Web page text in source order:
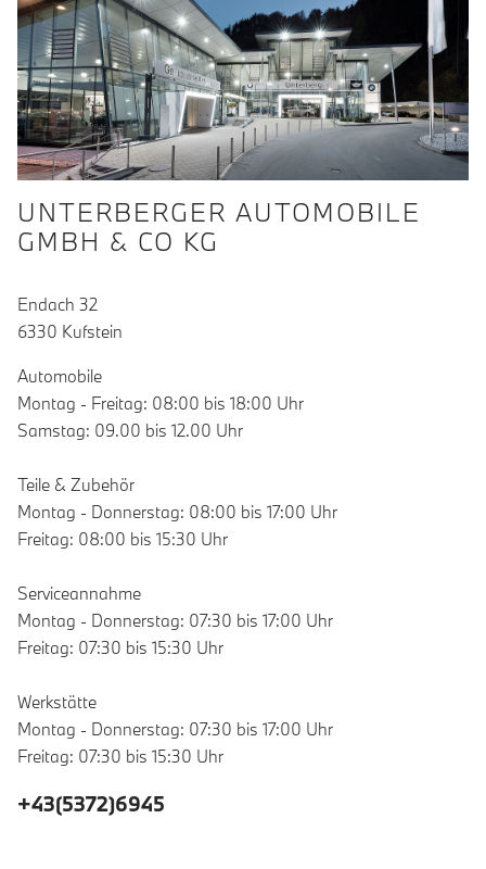
UNTERBERGER AUTOMOBILE
GMBH & CO KG
Endach 32
6330 Kufstein
Automobile
Montag - Freitag: 08:00 bis 18:00 Uhr
Samstag: 09.00 bis 12.00 Uhr
Teile & Zubehör
Montag - Donnerstag: 08:00 bis 17:00 Uhr
Freitag: 08:00 bis 15:30 Uhr
Serviceannahme
Montag - Donnerstag: 07:30 bis 17:00 Uhr
Freitag: 07:30 bis 15:30 Uhr
Werkstätte
Montag - Donnerstag: 07:30 bis 17:00 Uhr
Freitag: 07:30 bis 15:30 Uhr
+43(5372)6945